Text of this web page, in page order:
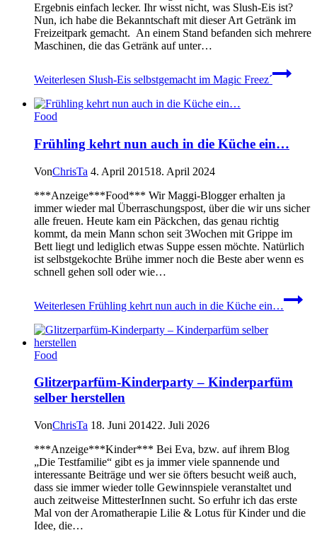
Ergebnis einfach lecker. Ihr wisst nicht, was Slush-Eis ist?
Nun, ich habe die Bekanntschaft mit dieser Art Getränk im
Freizeitpark gemacht. An einem Stand befanden sich mehrere
Maschinen, die das Getränk auf unter…
Weiterlesen Slush-Eis selbstgemacht im Magic Freez´
Food
Frühling kehrt nun auch in die Küche ein…
VonChrisTa 4. April 201518. April 2024
***Anzeige***Food*** Wir Maggi-Blogger erhalten ja
immer wieder mal Überraschungspost, über die wir uns sicher
alle freuen. Heute kam ein Päckchen, das genau richtig
kommt, da mein Mann schon seit 3Wochen mit Grippe im
Bett liegt und lediglich etwas Suppe essen möchte. Natürlich
ist selbstgekochte Brühe immer noch die Beste aber wenn es
schnell gehen soll oder wie…
Weiterlesen Frühling kehrt nun auch in die Küche ein…
Food
Glitzerparfüm-Kinderparty – Kinderparfüm
selber herstellen
VonChrisTa 18. Juni 201422. Juli 2026
***Anzeige***Kinder*** Bei Eva, bzw. auf ihrem Blog
„Die Testfamilie“ gibt es ja immer viele spannende und
interessante Beiträge und wer sie öfters besucht weiß auch,
dass sie immer wieder tolle Gewinnspiele veranstaltet und
auch zeitweise MittesterInnen sucht. So erfuhr ich das erste
Mal von der Aromatherapie Lilie & Lotus für Kinder und die
Idee, die…